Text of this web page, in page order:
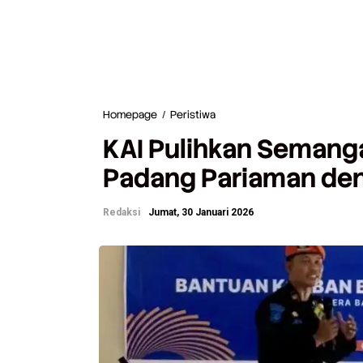
Homepage / Peristiwa
I
P
u
h
a
S
e
n
g
KAI Pulihkan
Padang Pariaman
Redaksi Jumat, 30 Januari 2026